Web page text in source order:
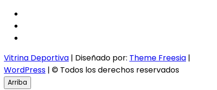
Vitrina Deportiva | Diseñado por: Theme Freesia |
WordPress | © Todos los derechos reservados
Arriba